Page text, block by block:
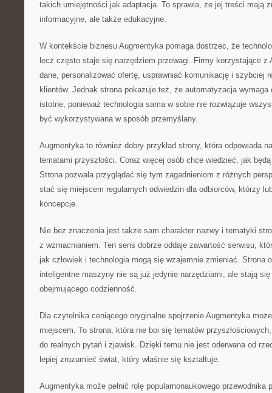
takich umiejętności jak adaptacja. To sprawia, że jej treści mają
informacyjne, ale także edukacyjne.
W kontekście biznesu Augmentyka pomaga dostrzec, że
lecz często staje się narzędziem przewagi. Firmy korzystające z
dane, personalizować ofertę, usprawniać komunikację i szybciej
klientów. Jednak strona pokazuje też, że automatyzacja wymaga
istotne, ponieważ technologia sama w sobie nie rozwiązuje
być wykorzystywana w sposób przemyślany.
Augmentyka to również dobry przykład strony, która odpowiada
tematami przyszłości. Coraz więcej osób chce wiedzieć, jak
Strona pozwala przyglądać się tym zagadnieniom z różnych
stać się miejscem regularnych odwiedzin dla odbiorców, którzy
koncepcje.
Nie bez znaczenia jest także sam charakter nazwy i tematyki
z wzmacnianiem. Ten sens dobrze oddaje zawartość serwisu,
jak człowiek i technologia mogą się wzajemnie zmieniać. Strona
inteligentne maszyny nie są już jedynie narzędziami, ale stają
obejmującego codzienność.
Dla czytelnika ceniącego oryginalne spojrzenie Augmentyka
miejscem. To strona, która nie boi się tematów
do realnych pytań i zjawisk. Dzięki temu nie jest oderwana od
lepiej zrozumieć świat, który właśnie się kształtuje.
Augmentyka może pełnić rolę popularnonaukowego przewodnika